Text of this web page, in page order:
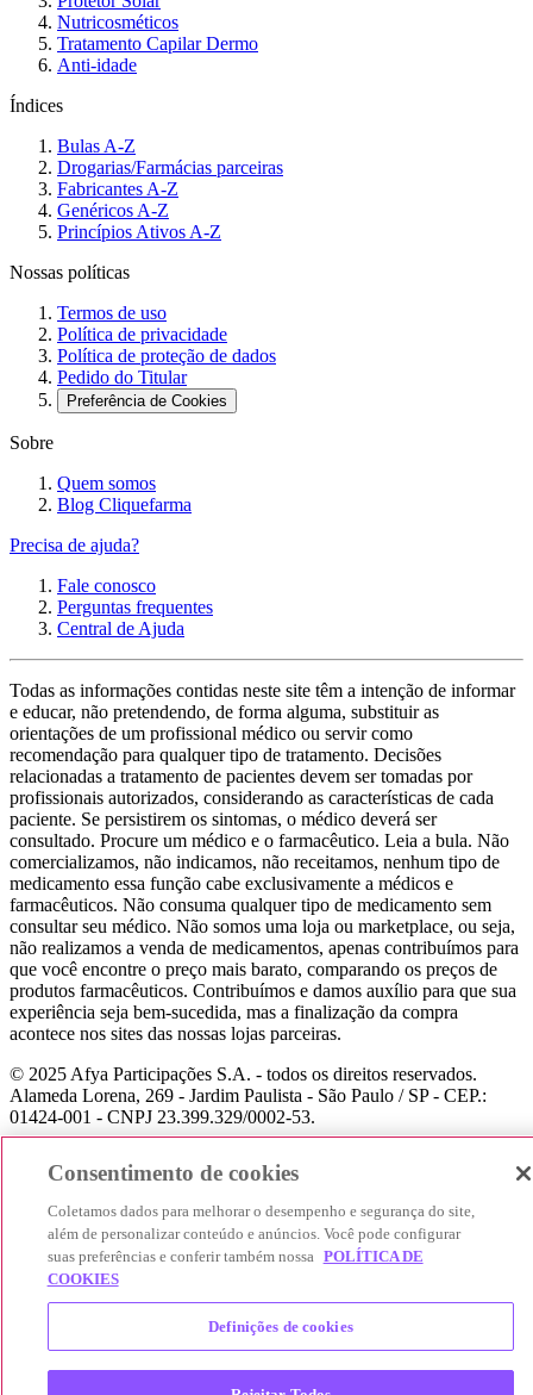
Nutricosméticos
Tratamento Capilar Dermo
Anti-idade
Índices
Bulas A-Z
Drogarias/Farmácias parceiras
Fabricantes A-Z
Genéricos A-Z
Princípios Ativos A-Z
Nossas políticas
Termos de uso
Política de privacidade
Política de proteção de dados
Pedido do Titular
Preferência de Cookies
Sobre
Quem somos
Blog Cliquefarma
Precisa de ajuda?
Fale conosco
Perguntas frequentes
Central de Ajuda
Todas as informações contidas neste site têm a intenção de informar
e educar, não pretendendo, de forma alguma, substituir as
orientações de um profissional médico ou servir como
recomendação para qualquer tipo de tratamento. Decisões
relacionadas a tratamento de pacientes devem ser tomadas por
profissionais autorizados, considerando as características de cada
paciente. Se persistirem os sintomas, o médico deverá ser
consultado. Procure um médico e o farmacêutico. Leia a bula. Não
comercializamos, não indicamos, não receitamos, nenhum tipo de
medicamento essa função cabe exclusivamente a médicos e
farmacêuticos. Não consuma qualquer tipo de medicamento sem
consultar seu médico. Não somos uma loja ou marketplace, ou seja,
não realizamos a venda de medicamentos, apenas contribuímos para
que você encontre o preço mais barato, comparando os preços de
produtos farmacêuticos. Contribuímos e damos auxílio para que sua
experiência seja bem-sucedida, mas a finalização da compra
acontece nos sites das nossas lojas parceiras.
© 2025 Afya Participações S.A. - todos os direitos reservados.
Alameda Lorena, 269 - Jardim Paulista - São Paulo / SP - CEP.:
01424-001 - CNPJ 23.399.329/0002-53.
Consentimento de cookies
Coletamos dados para melhorar o desempenho e segurança do site,
além de personalizar conteúdo e anúncios. Você pode configurar
suas preferências e conferir também nossa POLÍTICA DE
COOKIES
Definições de cookies